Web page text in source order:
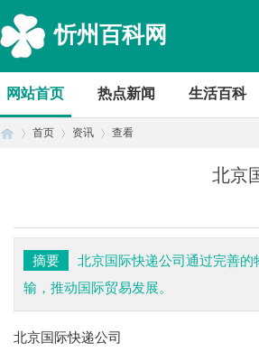
忻州百科网
网站首页 热点新闻 生活百科
首页 资讯 查看
北京
摘要
北京国际快递公司通过完善
输，推动国际贸易发展。
北京国际快递公司